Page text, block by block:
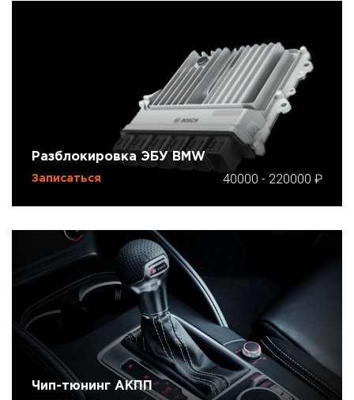
Разблокировка ЭБУ BMW
Записаться 40000 - 220000
Чип-тюнинг АКПП